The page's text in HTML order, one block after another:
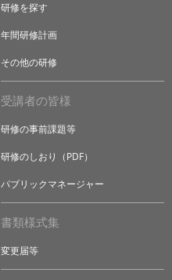
研修を探す
年間研修計画
その他の研修
受講者の皆様
研修の事前課題等
研修のしおり（PDF）
パブリックマネージャー
書類様式集
変更届等